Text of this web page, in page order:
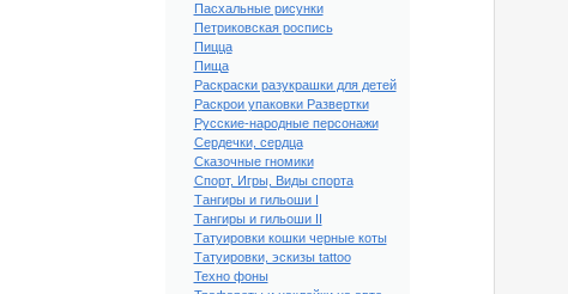
Пасхальные рисунки
Петриковская роспись
Пицца
Пища
Раскраски разукрашки для детей
Раскрои упаковки Развертки
Русские-народные персонажи
Сердечки, сердца
Сказочные гномики
Спорт, Игры, Виды спорта
Тангиры и гильоши I
Тангиры и гильоши II
Татуировки кошки черные коты
Татуировки, эскизы tattoo
Техно фоны